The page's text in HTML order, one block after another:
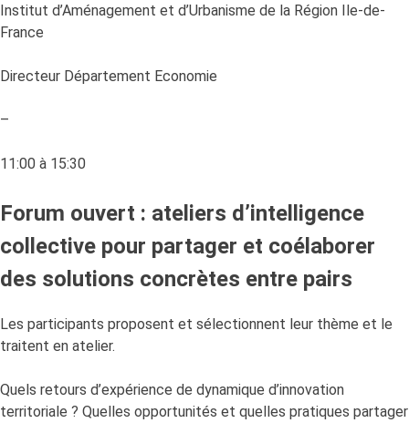
Institut d’Aménagement et d’Urbanisme de la Région Ile-de-
France
Directeur Département Economie
–
11:00 à 15:30
Forum ouvert : ateliers d’intelligence
collective pour partager et coélaborer
des solutions concrètes entre pairs
Les participants proposent et sélectionnent leur thème et le
traitent en atelier.
Quels retours d’expérience de dynamique d’innovation
territoriale ? Quelles opportunités et quelles pratiques partager